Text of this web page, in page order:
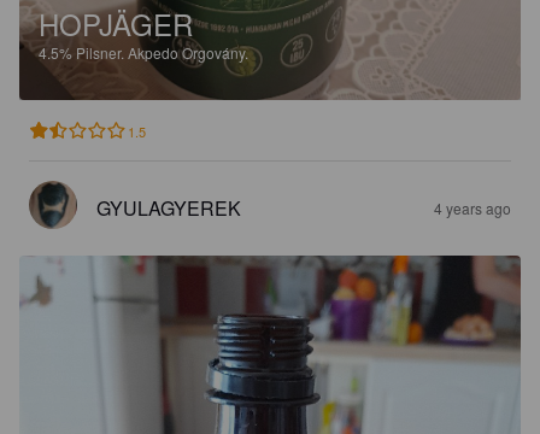
HOPJÄGER
4.5% Pilsner. Akpedo Orgovány.
1.5
GYULAGYEREK 4 years ago